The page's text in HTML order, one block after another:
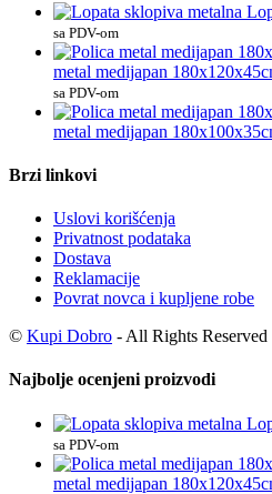
sa PDV-om
metal medijapan
sa PDV-om
metal medijapan
Brzi linkovi
Uslovi korišćenja
Privatnost podataka
Dostava
Reklamacije
Povrat novca i kupljene robe
© Kupi Dobro - All Rights Reserved
Najbolje ocenjeni proizvodi
sa PDV-om
metal medijapan